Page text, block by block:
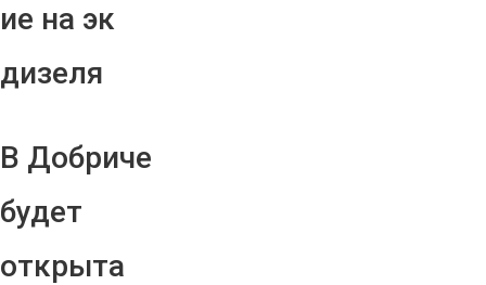
ие на эк
дизеля
В Добриче
будет
открыта